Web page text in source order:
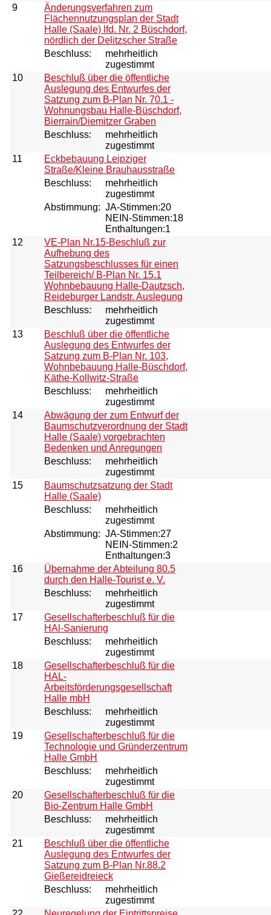
9
Änderungsverfahren zum
Flächennutzungsplan der Stadt
Halle (Saale) lfd. Nr. 2 Büschdorf,
nördlich der Delitzscher Straße
Beschluss:
mehrheitlich
zugestimmt
10
Beschluß über die öffentliche
Auslegung des Entwurfes der
Satzung zum B-Plan Nr. 70.1 -
Wohnungsbau Halle-Büschdorf,
Bierrain/Diemitzer Graben
Beschluss:
mehrheitlich
zugestimmt
11
Eckbebauung Leipziger
Straße/Kleine Brauhausstraße
Beschluss:
mehrheitlich
zugestimmt
Abstimmung: JA-Stimmen:20
NEIN-Stimmen:18
Enthaltungen:1
12
VE-Plan Nr.15-Beschluß zur
Aufhebung des
Satzungsbeschlusses für einen
Teilbereich/ B-Plan Nr. 15.1
Wohnbebauung Halle-Dautzsch,
Reideburger Landstr. Auslegung
Beschluss:
mehrheitlich
zugestimmt
13
Beschluß über die öffentliche
Auslegung des Entwurfes der
Satzung zum B-Plan Nr. 103,
Wohnbebauung Halle-Büschdorf,
Käthe-Kollwitz-Straße
Beschluss:
mehrheitlich
zugestimmt
14
Abwägung der zum Entwurf der
Baumschutzverordnung der Stadt
Halle (Saale) vorgebrachten
Bedenken und Anregungen
Beschluss:
mehrheitlich
zugestimmt
15
Baumschutzsatzung der Stadt
Halle (Saale)
Beschluss:
mehrheitlich
zugestimmt
Abstimmung: JA-Stimmen:27
NEIN-Stimmen:2
Enthaltungen:3
16
Übernahme der Abteilung 80.5
durch den Halle-Tourist e. V.
Beschluss:
mehrheitlich
zugestimmt
17
Gesellschafterbeschluß für die
HAl-Sanierung
Beschluss:
mehrheitlich
zugestimmt
18
Gesellschafterbeschluß für die
HAL-
Arbeitsförderungsgesellschaft
Halle mbH
Beschluss:
mehrheitlich
zugestimmt
19
Gesellschafterbeschluß für die
Technologie und Gründerzentrum
Halle GmbH
Beschluss:
mehrheitlich
zugestimmt
20
Gesellschafterbeschluß für die
Bio-Zentrum Halle GmbH
Beschluss:
mehrheitlich
zugestimmt
21
Beschluß über die öffentliche
Auslegung des Entwurfes der
Satzung zum B-Plan Nr.88.2
Gießereidreieck
Beschluss:
mehrheitlich
zugestimmt